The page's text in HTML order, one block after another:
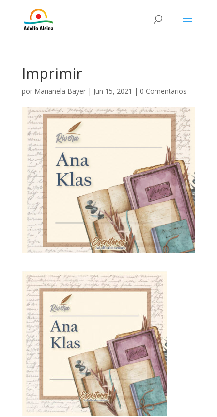
Imprimir
por Marianela Bayer| Jun 15, 2021 | 0 Comentarios